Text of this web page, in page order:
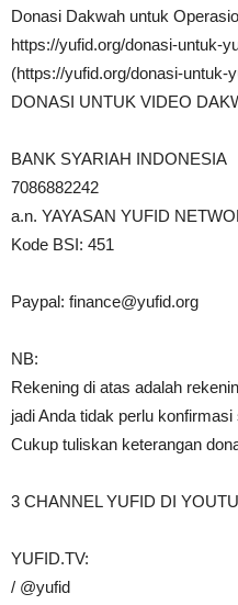
Donasi Dakwah untuk
https://yufid.org/donasi-untuk-
(https://yufid.org/donasi-untuk-
DONASI UNTUK VIDEO
BANK SYARIAH INDONESIA
7086882242
a.n. YAYASAN YUFID
Kode BSI: 451
Paypal: finance@yufid.org
NB:
Rekening di atas adalah
jadi Anda tidak perlu
Cukup tuliskan keterangan
3 CHANNEL YUFID DI
YUFID.TV:
/ @yufid